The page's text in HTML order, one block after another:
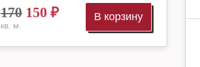
170 150 ₽
кв. м.
В корзину